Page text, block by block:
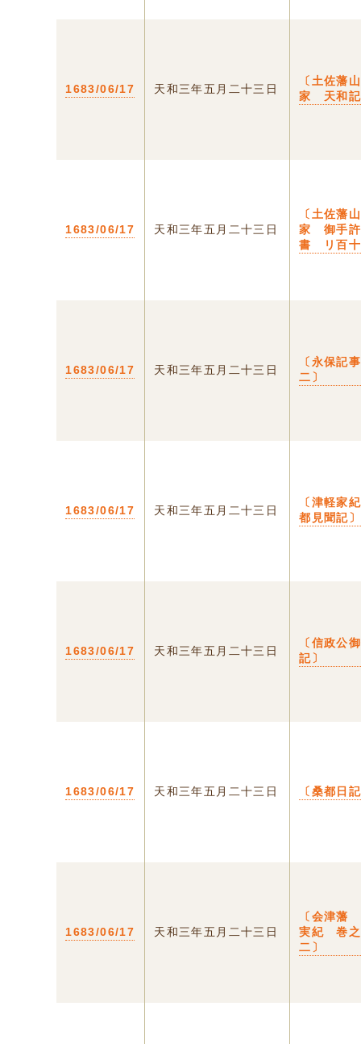
1683/06/17 天和三年五月二十三日
〔土佐藩
家 天和
1683/06/17 天和三年五月二十三日
〔土佐藩
家 御手
書 リ百十
1683/06/17 天和三年五月二十三日
〔永保記
二〕
1683/06/17 天和三年五月二十三日
〔津軽家
都見聞記〕
1683/06/17 天和三年五月二十三日
〔信政公
記〕
1683/06/17 天和三年五月二十三日 〔桑都日
1683/06/17 天和三年五月二十三日
〔会津藩
実紀 巻之
二〕